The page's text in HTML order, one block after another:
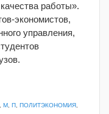
работы».
экономистов,
управления,
М П ПОЛИТЭКОНОМИЯ